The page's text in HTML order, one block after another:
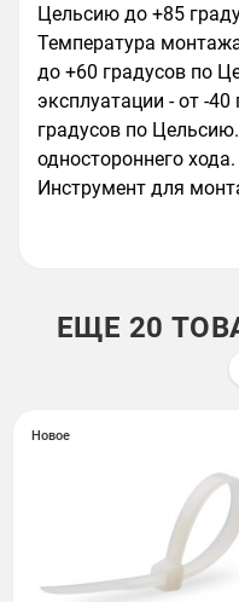
Цельсию до +85
Температура
до +60 градусов по
эксплуатации - от -
градусов по
одностороннего
Инструмент для
ЕЩЕ 20
Новое